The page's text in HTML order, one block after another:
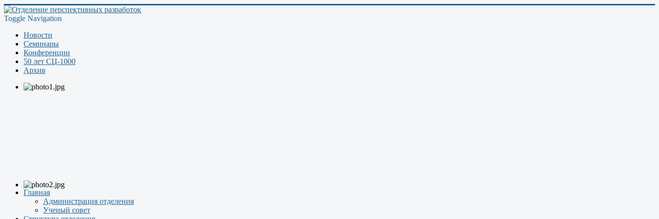
Toggle Navigation
Новости
Семинары
Конференции
50 лет СЦ-1000
Архив
Главная
Администрация отделения
Ученый совет